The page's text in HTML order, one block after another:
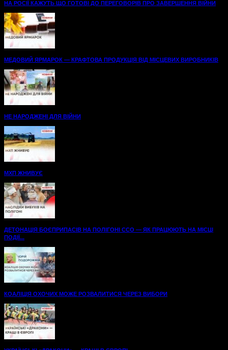
НА РОСІЇ КАЖУТЬ ЩО ГОТОВІ ДО ПЕРЕГОВОРІВ ПРО ЗАВЕРШЕННЯ ВІЙНИ
МЕДОВИЙ ЯРМАРОК — КРАФТОВА ПРОДУКЦІЯ ВІД МІСЦЕВИХ ВИРОБНИКІВ
НЕ НАРОДЖЕНІ ДЛЯ ВІЙНИ
МХП ЖНИВУЄ
ДЕТОНАЦІЯ БОЄПРИПАСІВ НА ПОЛІГОНІ ССО — ЯК ПРАЦЮЮТЬ НА МІСЦІ
ПОДІЇ...
КОАЛІЦІЯ ОХОЧИХ МОЖЕ РОЗВАЛИТИСЯ ЧЕРЕЗ ВИБОРИ